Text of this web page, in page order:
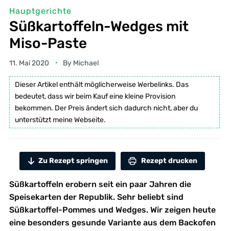
Hauptgerichte
Süßkartoffeln-Wedges mit
Miso-Paste
11. Mai 2020 By Michael
Dieser Artikel enthält möglicherweise Werbelinks. Das
bedeutet, dass wir beim Kauf eine kleine Provision
bekommen. Der Preis ändert sich dadurch nicht, aber du
unterstützt meine Webseite.
Zu Rezept springen Rezept drucken
Süßkartoffeln erobern seit ein paar Jahren die
Speisekarten der Republik. Sehr beliebt sind
Süßkartoffel-Pommes und Wedges. Wir zeigen heute
eine besonders gesunde Variante aus dem Backofen